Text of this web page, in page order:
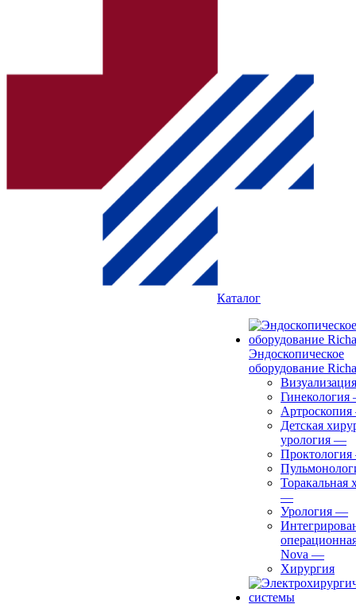
Каталог
Эндоскопическое
оборудование
Визуализация
Гинекология
Артроскопия
Детская
урология —
Проктология
Торакальная
—
Урология —
Nova —
Хирургия